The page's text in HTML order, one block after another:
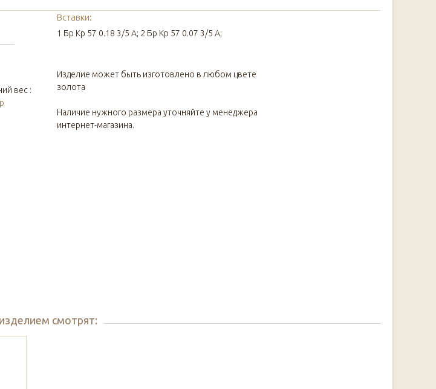
вес :
Вставки:
1 Бр Кр 57 0.18 3/5 А; 2 Бр Кр 57 0.07 3/5 А;
Изделие может быть изготовлено в любом цвете
золота
Наличие нужного размера уточняйте у менеджера
интернет-магазина.
смотрят: